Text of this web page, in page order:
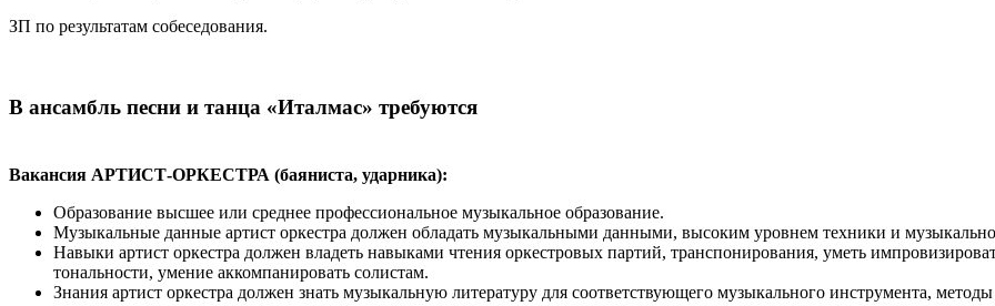
ЗП по результатам собеседования.
В ансамбль песни и танца «Италмас» требуются
Вакансия АРТИСТ-ОРКЕСТРА (баяниста, ударника):
Образование высшее или среднее профессиональное музыкальное образование.
Музыкальные данные артист оркестра должен обладать музыкальными данными, высоким уровнем техники и
Навыки артист оркестра должен владеть навыками чтения оркестровых партий, транспонирования, уметь
тональности, умение аккомпанировать солистам.
Знания артист оркестра должен знать музыкальную литературу для соответствующего музыкального инструмента,